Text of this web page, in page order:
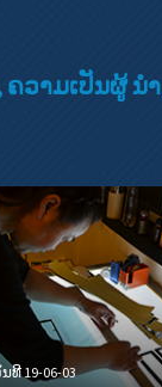
ຄວາມເປັນຜູ້
ທີ 19-06-03